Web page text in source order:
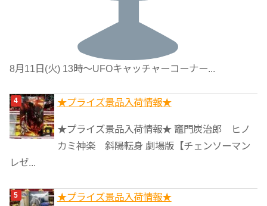
8月11日(火) 13時〜UFOキャッチャーコーナー...
★プライズ景品入荷情報★
★プライズ景品入荷情報★ 竈門炭治郎 ヒノ
カミ神楽 斜陽転身 劇場版【チェンソーマン
レゼ...
★プライズ景品入荷情報★